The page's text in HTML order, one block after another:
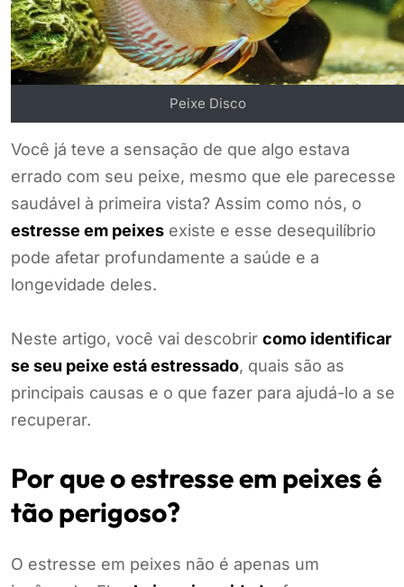
Peixe Disco
Você já teve a sensação de que algo estava
errado com seu peixe, mesmo que ele parecesse
saudável à primeira vista? Assim como nós, o
estresse em peixes existe e esse desequilíbrio
pode afetar profundamente a saúde e a
longevidade deles.
Neste artigo, você vai descobrir como identificar
se seu peixe está estressado, quais são as
principais causas e o que fazer para ajudá-lo a se
recuperar.
Por que o estresse em peixes é
tão perigoso?
O estresse em peixes não é apenas um